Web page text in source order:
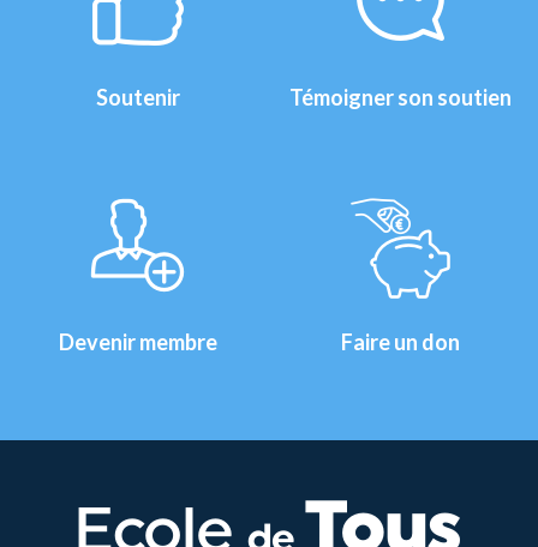
Soutenir Témoigner son soutien
Devenir membre Faire un don